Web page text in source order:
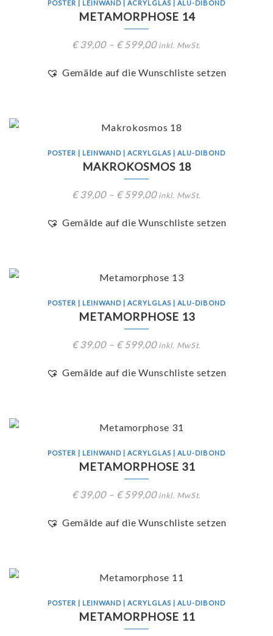
POSTER | LEINWAND | ACRYLGLAS | ALU-DIBOND
METAMORPHOSE 14
€39,00– €599,00 inkl. MwSt.
Gemälde auf die Wunschliste setzen
POSTER | LEINWAND | ACRYLGLAS | ALU-DIBOND
MAKROKOSMOS 18
€39,00– €599,00 inkl. MwSt.
Gemälde auf die Wunschliste setzen
POSTER | LEINWAND | ACRYLGLAS | ALU-DIBOND
METAMORPHOSE 13
€39,00– €599,00 inkl. MwSt.
Gemälde auf die Wunschliste setzen
POSTER | LEINWAND | ACRYLGLAS | ALU-DIBOND
METAMORPHOSE 31
€39,00– €599,00 inkl. MwSt.
Gemälde auf die Wunschliste setzen
POSTER | LEINWAND | ACRYLGLAS | ALU-DIBOND
METAMORPHOSE 11